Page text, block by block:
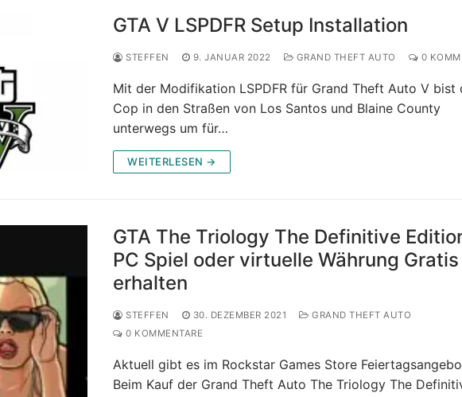
GTA V LSPDFR Setup Installation
STEFFEN 9. JANUAR 2022 GRAND THEFT AUTO 0
Mit der Modifikation LSPDFR für Grand Theft Auto V bist
Cop in den Straßen von Los Santos und Blaine County
unterwegs um für…
WEITERLESEN →
GTA The Triology The Definitive
PC Spiel oder virtuelle Währung Gratis
erhalten
STEFFEN 30. DEZEMBER 2021
GRAND THEFT AUTO
0 KOMMENTARE
Aktuell gibt es im Rockstar Games Store
Beim Kauf der Grand Theft Auto The Triology The